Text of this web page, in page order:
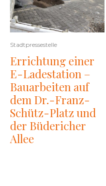
Stadtpressestelle
Errichtung einer
E-Ladestation –
Bauarbeiten auf
dem Dr.-Franz-
Schütz-Platz und
der Büdericher
Allee